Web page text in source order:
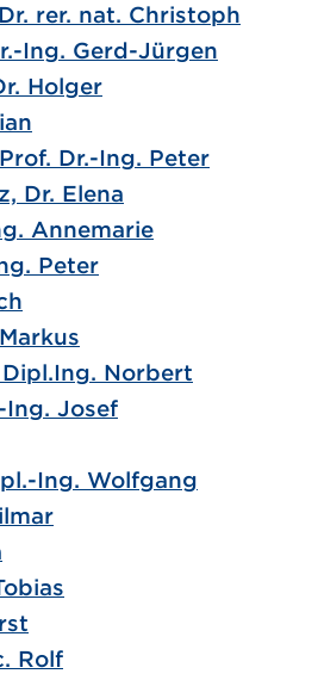
rer. nat. Christoph
Ing. Gerd-Jürgen
Holger
Dr.-Ing. Peter
Dr. Elena
Annemarie
Peter
Norbert
Ing. Josef
Ing. Wolfgang
Rolf